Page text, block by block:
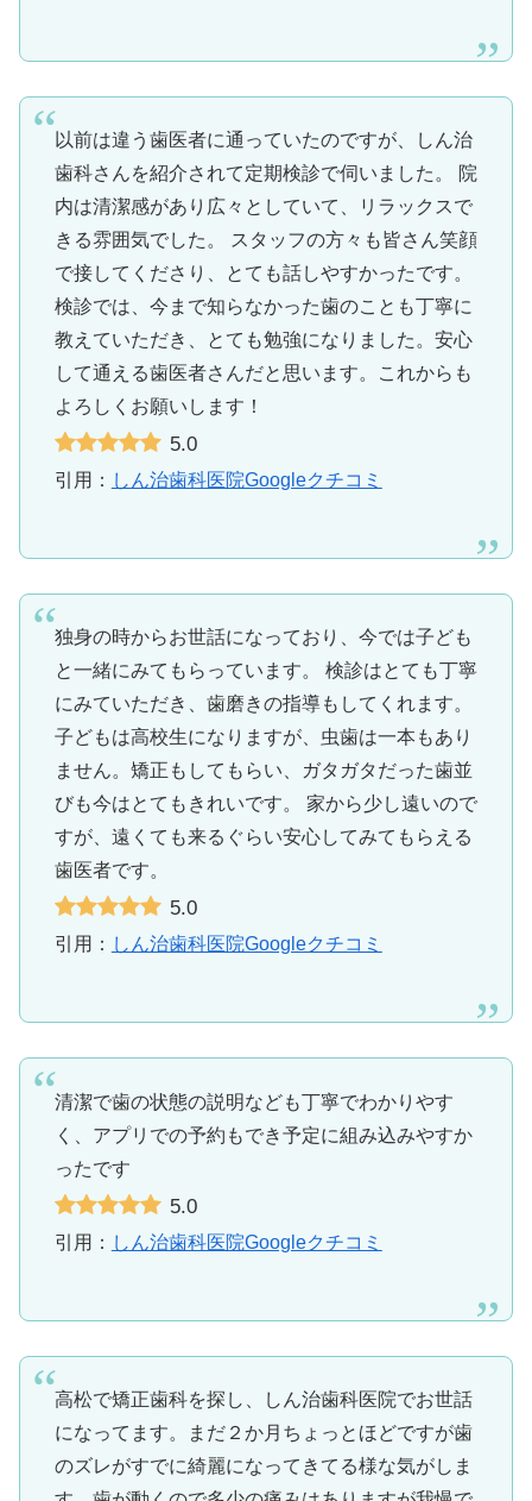
以前は違う歯医者に通っていたのですが、しん治
歯科さんを紹介されて定期検診で伺いました。 院
内は清潔感があり広々としていて、リラックスで
きる雰囲気でした。 スタッフの方々も皆さん笑顔
で接してくださり、とても話しやすかったです。
検診では、今まで知らなかった歯のことも丁寧に
教えていただき、とても勉強になりました。安心
して通える歯医者さんだと思います。これからも
よろしくお願いします！
5.0
引用： しん治歯科医院Googleクチコミ
独身の時からお世話になっており、今では子ども
と一緒にみてもらっています。 検診はとても丁寧
にみていただき、歯磨きの指導もしてくれます。
子どもは高校生になりますが、虫歯は一本もあり
ません。矯正もしてもらい、ガタガタだった歯並
びも今はとてもきれいです。 家から少し遠いので
すが、遠くても来るぐらい安心してみてもらえる
歯医者です。
5.0
引用： しん治歯科医院Googleクチコミ
清潔で歯の状態の説明なども丁寧でわかりやす
く、アプリでの予約もでき予定に組み込みやすか
ったです
5.0
引用： しん治歯科医院Googleクチコミ
高松で矯正歯科を探し、しん治歯科医院でお世話
になってます。まだ２か月ちょっとほどですが歯
のズレがすでに綺麗になってきてる様な気がしま